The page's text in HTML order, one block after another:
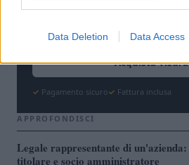
Data Deletion Data Access
Acquista
Pagamento sicuro Fattura inclusa
APPROFONDISCI
Legale rappresentante di
titolare e socio amministratore